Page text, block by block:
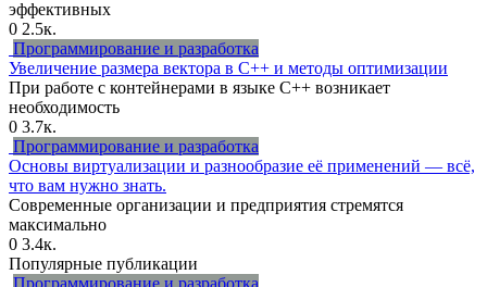
эффективных
0 2.5к.
Программирование и разработка
Увеличение размера вектора в C++ и методы оптимизации
При работе с контейнерами в языке C++ возникает
необходимость
0 3.7к.
Программирование и разработка
Основы виртуализации и разнообразие её применений — всё,
что вам нужно знать.
Современные организации и предприятия стремятся
максимально
0 3.4к.
Популярные публикации